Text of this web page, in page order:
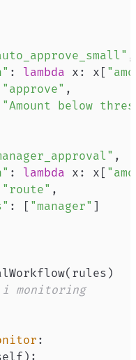
,
: lambda x : x [
"approve" ,
"Amount below
,
: lambda x : x [
"route" ,
: [ "manager" ]
( rules )
i monitoring
:
) :